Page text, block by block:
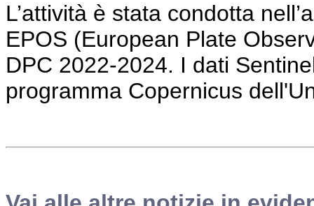
L’attività è stata condotta
EPOS (European Plate
DPC 2022-2024. I dati
programma Copernicus